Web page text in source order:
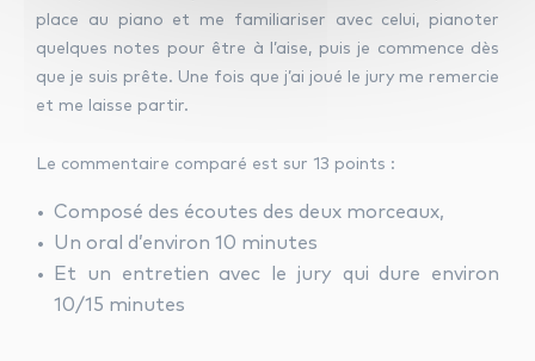
place au piano et me familiariser avec celui, pianoter
quelques notes pour être à l’aise, puis je commence dès
que je suis prête. Une fois que j’ai joué le jury me remercie
et me laisse partir.
Le commentaire comparé est sur 13 points :
Composé des écoutes des deux morceaux,
Un oral d’environ 10 minutes
Et un entretien avec le jury qui dure environ
10/15 minutes